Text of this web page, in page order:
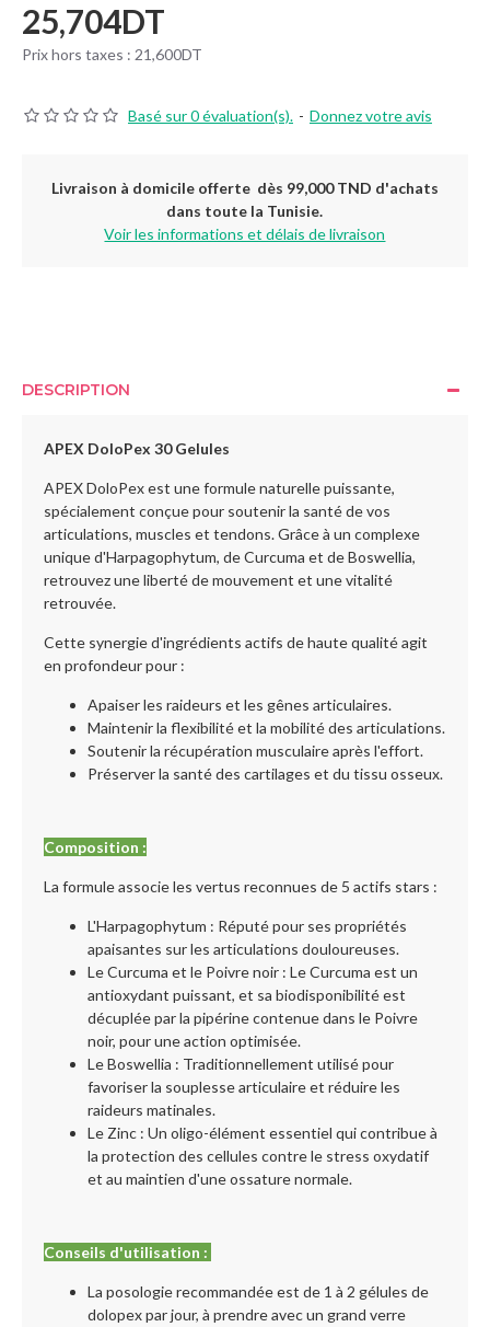
Basé sur 0 évaluation(s). - Donnez votre avis
25,704DT
Prix hors taxes : 21,600DT
Livraison à domicile offerte dès 99,000 TND d'achats
dans toute la Tunisie.
Voir les informations et délais de livraison
DESCRIPTION
APEX DoloPex 30 Gelules
APEX DoloPex est une formule naturelle puissante,
spécialement conçue pour soutenir la santé de vos
articulations, muscles et tendons. Grâce à un complexe
unique d'Harpagophytum, de Curcuma et de Boswellia,
retrouvez une liberté de mouvement et une vitalité
retrouvée.
Cette synergie d'ingrédients actifs de haute qualité agit
en profondeur pour :
Apaiser les raideurs et les gênes articulaires.
Maintenir la flexibilité et la mobilité des articulations.
Soutenir la récupération musculaire après l'effort.
Préserver la santé des cartilages et du tissu osseux.
Composition :
La formule associe les vertus reconnues de 5 actifs stars :
L'Harpagophytum : Réputé pour ses propriétés
apaisantes sur les articulations douloureuses.
Le Curcuma et le Poivre noir : Le Curcuma est un
antioxydant puissant, et sa biodisponibilité est
décuplée par la pipérine contenue dans le Poivre
noir, pour une action optimisée.
Le Boswellia : Traditionnellement utilisé pour
favoriser la souplesse articulaire et réduire les
raideurs matinales.
Le Zinc : Un oligo-élément essentiel qui contribue à
la protection des cellules contre le stress oxydatif
et au maintien d'une ossature normale.
Conseils d'utilisation :
La posologie recommandée est de 1 à 2 gélules de
dolopex par jour, à prendre avec un grand verre